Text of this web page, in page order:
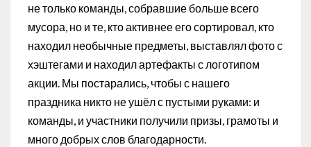
не только команды, собравшие больше всего
мусора, но и те, кто активнее его сортировал, кто
находил необычные предметы, выставлял фото с
хэштегами и находил артефакты с логотипом
акции. Мы постарались, чтобы с нашего
праздника никто не ушёл с пустыми руками: и
команды, и участники получили призы, грамоты и
много добрых слов благодарности.